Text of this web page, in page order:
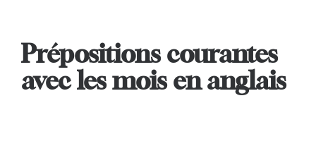
Prépositions courantes
avec les mois en anglais